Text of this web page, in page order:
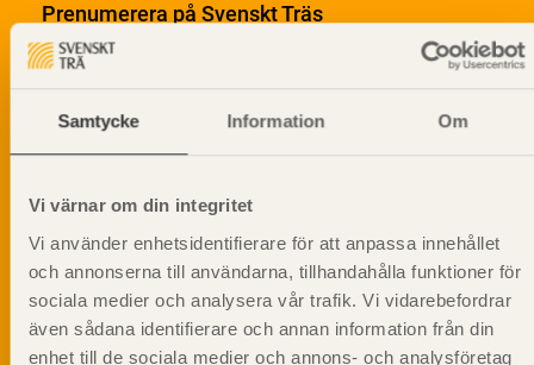
Samtycke Information Om
Vi värnar om din integritet
Vi använder enhetsidentifierare för att anpassa innehållet
och annonserna till användarna, tillhandahålla funktioner för
sociala medier och analysera vår trafik. Vi vidarebefordrar
även sådana identifierare och annan information från din
enhet till de sociala medier och annons- och analysföretag
Prenumerera på Svenskt Träs
informationsutskick!